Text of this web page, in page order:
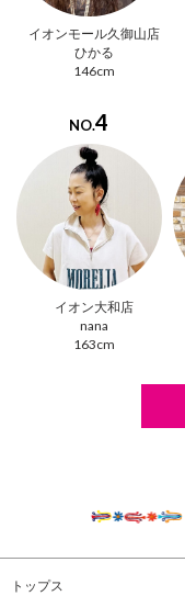
イオンモール久御山店
ひかる
146cm
NO.4
イオン大和店
nana
163cm
トップス